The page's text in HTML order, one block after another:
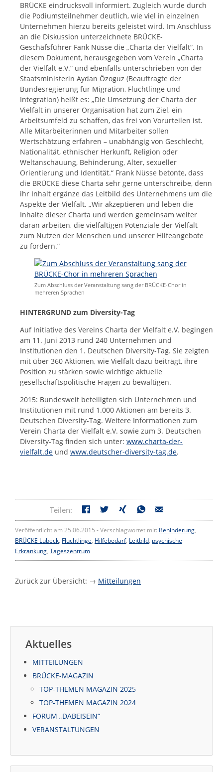
BRÜCKE eindrucksvoll informiert. Zugleich wurde durch
die Podiumsteilnehmer deutlich, wie viel in einzelnen
Unternehmen hierzu bereits geleistet wird. Im Anschluss
an die Diskussion unterzeichnete BRÜCKE-
Geschäfsführer Fank Nüsse die „Charta der Vielfalt“. In
diesem Dokument, herausgegeben vom Verein „Charta
der Vielfalt e.V.“ und ebenfalls unterschrieben von der
Staatsministerin Aydan Özoguz (Beauftragte der
Bundesregierung für Migration, Flüchtlinge und
Integration) heißt es: „Die Umsetzung der Charta der
Vielfalt in unserer Organisation hat zum Ziel, ein
Arbeitsumfeld zu schaffen, das frei von Vorurteilen ist.
Alle Mitarbeiterinnen und Mitarbeiter sollen
Wertschätzung erfahren – unabhängig von Geschlecht,
Nationalität, ethnischer Herkunft, Religion oder
Weltanschauung, Behinderung, Alter, sexueller
Orientierung und Identität.“ Frank Nüsse betonte, dass
die BRÜCKE diese Charta sehr gerne unterschreibe, denn
ihr Inhalt ergänze das Leitbild des Unternehmens um die
Aspekte der Vielfalt. „Wir akzeptieren und leben die
Inhalte dieser Charta und werden gemeinsam weiter
daran arbeiten, die vielfältigen Potenziale der Vielfalt
zum Nutzen der Menschen und unserer Hilfeangebote
zu fördern.“
Zum Abschluss der Veranstaltung sang der BRÜCKE-Chor in
mehreren Sprachen
HINTERGRUND zum Diversity-Tag
Auf Initiative des Vereins Charta der Vielfalt e.V. begingen
am 11. Juni 2013 rund 240 Unternehmen und
Institutionen den 1. Deutschen Diversity-Tag. Sie zeigten
mit über 360 Aktionen, wie Vielfalt dazu beiträgt, ihre
Position zu stärken sowie wichtige aktuelle
gesellschaftspolitische Fragen zu bewältigen.
2015: Bundesweit beteiligten sich Unternehmen und
Institutionen mit rund 1.000 Aktionen am bereits 3.
Deutschen Diversity-Tag. Weitere Informationen zum
Verein Charta der Vielfalt e.V. sowie zum 3. Deutschen
Diversity-Tag finden sich unter: www.charta-der-
vielfalt.de und www.deutscher-diversity-tag.de.
Teilen:
Veröffentlicht am 25.06.2015 - Verschlagwortet mit: Behinderung,
BRÜCKE Lübeck, Flüchtlinge, Hilfebedarf, Leitbild, psychische
Erkrankung, Tageszentrum
Zurück zur Übersicht: → Mitteilungen
Aktuelles
MITTEILUNGEN
BRÜCKE-MAGAZIN
TOP-THEMEN MAGAZIN 2025
TOP-THEMEN MAGAZIN 2024
FORUM „DABEISEIN“
VERANSTALTUNGEN